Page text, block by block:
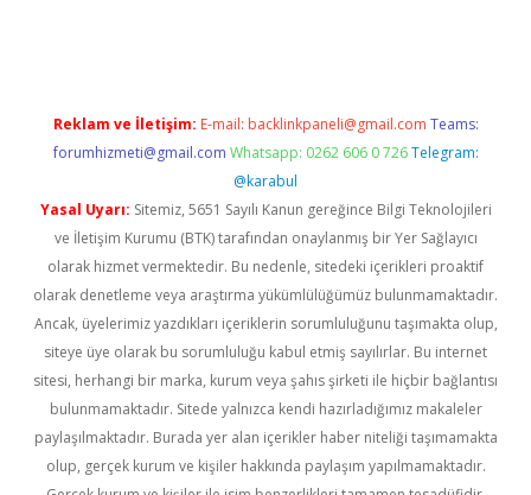
Reklam ve İletişim: E-mail: backlinkpaneli@gmail.com Teams:
forumhizmeti@gmail.com Whatsapp: 0262 606 0 726 Telegram:
@karabul
Yasal Uyarı: Sitemiz, 5651 Sayılı Kanun gereğince Bilgi Teknolojileri
ve İletişim Kurumu (BTK) tarafından onaylanmış bir Yer Sağlayıcı
olarak hizmet vermektedir. Bu nedenle, sitedeki içerikleri proaktif
olarak denetleme veya araştırma yükümlülüğümüz bulunmamaktadır.
Ancak, üyelerimiz yazdıkları içeriklerin sorumluluğunu taşımakta olup,
siteye üye olarak bu sorumluluğu kabul etmiş sayılırlar. Bu internet
sitesi, herhangi bir marka, kurum veya şahıs şirketi ile hiçbir bağlantısı
bulunmamaktadır. Sitede yalnızca kendi hazırladığımız makaleler
paylaşılmaktadır. Burada yer alan içerikler haber niteliği taşımamakta
olup, gerçek kurum ve kişiler hakkında paylaşım yapılmamaktadır.